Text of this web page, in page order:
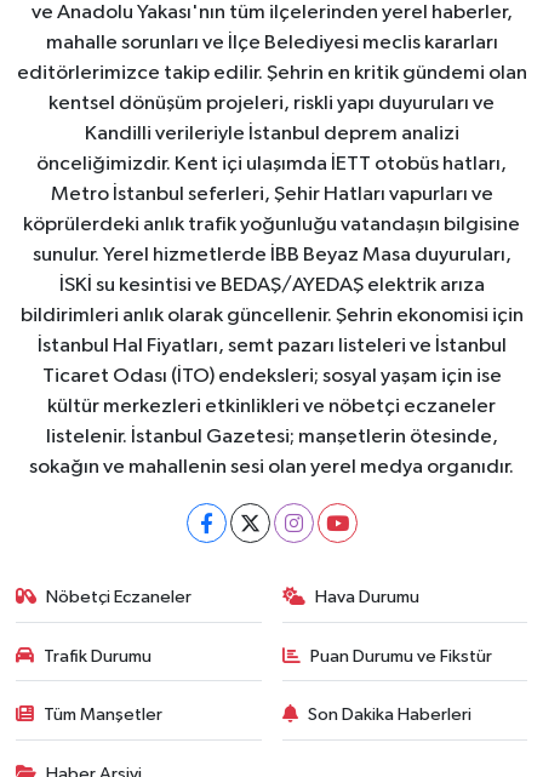
ve Anadolu Yakası'nın tüm ilçelerinden yerel haberler,
mahalle sorunları ve İlçe Belediyesi meclis kararları
editörlerimizce takip edilir. Şehrin en kritik gündemi olan
kentsel dönüşüm projeleri, riskli yapı duyuruları ve
Kandilli verileriyle İstanbul deprem analizi
önceliğimizdir. Kent içi ulaşımda İETT otobüs hatları,
Metro İstanbul seferleri, Şehir Hatları vapurları ve
köprülerdeki anlık trafik yoğunluğu vatandaşın bilgisine
sunulur. Yerel hizmetlerde İBB Beyaz Masa duyuruları,
İSKİ su kesintisi ve BEDAŞ/AYEDAŞ elektrik arıza
bildirimleri anlık olarak güncellenir. Şehrin ekonomisi için
İstanbul Hal Fiyatları, semt pazarı listeleri ve İstanbul
Ticaret Odası (İTO) endeksleri; sosyal yaşam için ise
kültür merkezleri etkinlikleri ve nöbetçi eczaneler
listelenir. İstanbul Gazetesi; manşetlerin ötesinde,
sokağın ve mahallenin sesi olan yerel medya organıdır.
Nöbetçi Eczaneler Hava Durumu
Trafik Durumu Puan Durumu ve Fikstür
Tüm Manşetler Son Dakika Haberleri